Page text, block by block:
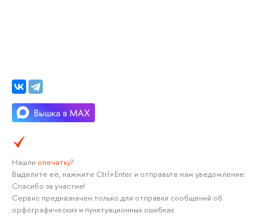
Нашли опечатку?
Выделите её, нажмите Ctrl+Enter и отправьте нам уведомление.
Спасибо за участие!
Сервис предназначен только для отправки сообщений об
орфографических и пунктуационных ошибках.